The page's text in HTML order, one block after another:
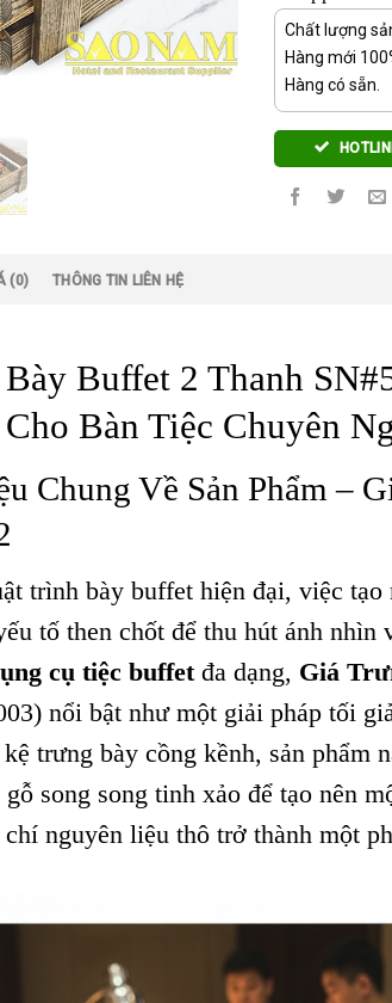
Chất lượng
Hàng mới
Hàng có sẵn.
(0) THÔNG TIN LIÊN HỆ
Buffet 2 Thanh
Bàn Tiệc Chuyên
Chung Về Sản Phẩm –
trình bày buffet hiện đại, việc
tố then chốt để thu hút ánh
cụ tiệc buffetđa dạng, Giá
nổi bật như một giải pháp tối
trưng bày cồng kềnh, sản phẩm
song song tinh xảo để tạo nên
nguyên liệu thô trở thành một